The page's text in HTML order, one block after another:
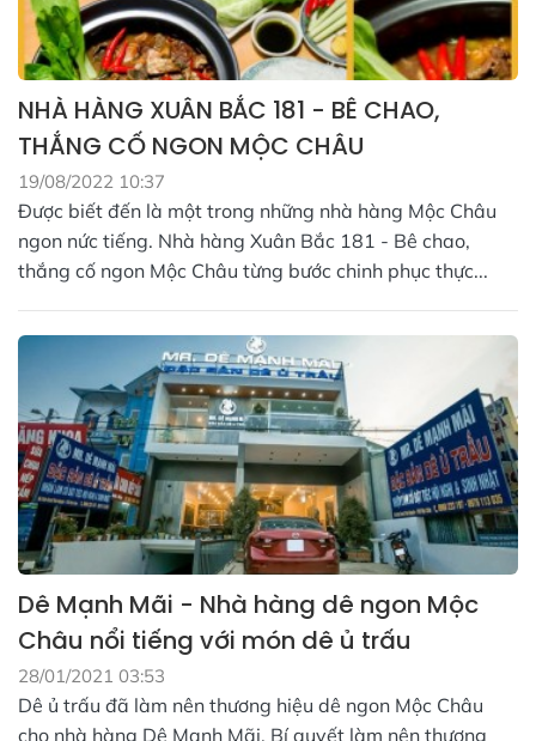
NHÀ HÀNG XUÂN BẮC 181 - BÊ CHAO,
THẮNG CỐ NGON MỘC CHÂU
19/08/2022 10:37
Được biết đến là một trong những nhà hàng Mộc Châu
ngon nức tiếng. Nhà hàng Xuân Bắc 181 - Bê chao,
thắng cố ngon Mộc Châu từng bước chinh phục thực...
Dê Mạnh Mãi - Nhà hàng dê ngon Mộc
Châu nổi tiếng với món dê ủ trấu
28/01/2021 03:53
Dê ủ trấu đã làm nên thương hiệu dê ngon Mộc Châu
cho nhà hàng Dê Mạnh Mãi. Bí quyết làm nên thương